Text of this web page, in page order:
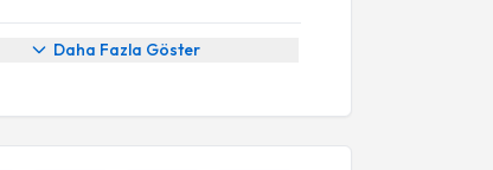
Daha Fazla Göster